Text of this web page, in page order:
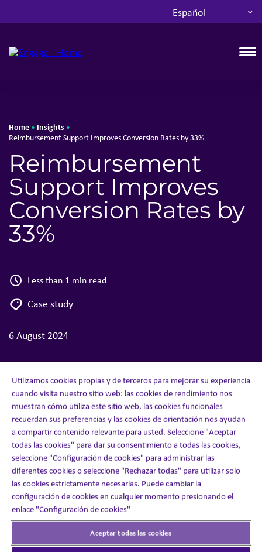
Español
Home • Insights •
Reimbursement Support Improves Conversion Rates by 33%
Reimbursement
Support Improves
Conversion Rates by
33%
Less than 1 min read
Case study
6 August 2024
Case Study (US)
The Challenge
Client was looking to improve conversion rates for a
medical device product entering a crowded market,
reduce prescription abandonment, and increase speed to
Utilizamos cookies propias y de terceros para mejorar su experiencia
cuando visita nuestro sitio web: las cookies de rendimiento nos
muestran cómo utiliza este sitio web, las cookies funcionales
recuerdan sus preferencias y las cookies de orientación nos ayudan
a compartir contenido relevante para usted. Seleccione "Aceptar
todas las cookies" para dar su consentimiento a todas las cookies,
seleccione "Configuración de cookies" para administrar las
diferentes cookies o seleccione "Rechazar todas" para utilizar solo
las cookies estrictamente necesarias. Puede cambiar la
configuración de cookies en cualquier momento presionando el
enlace "Configuración de cookies"
Aceptar todas las cookies